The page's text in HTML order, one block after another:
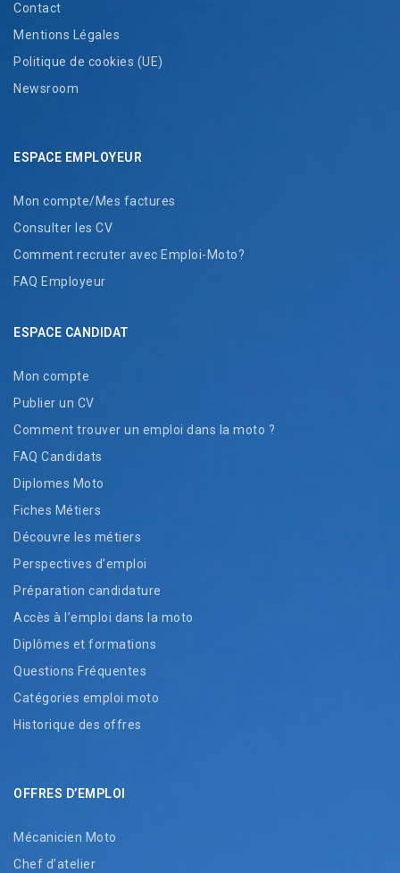
Contact
Mentions Légales
Politique de cookies (UE)
Newsroom
ESPACE EMPLOYEUR
Mon compte/Mes factures
Consulter les CV
Comment recruter avec Emploi-Moto?
FAQ Employeur
ESPACE CANDIDAT
Mon compte
Publier un CV
Comment trouver un emploi dans la moto ?
FAQ Candidats
Diplomes Moto
Fiches Métiers
Découvre les métiers
Perspectives d’emploi
Préparation candidature
Accès à l’emploi dans la moto
Diplômes et formations
Questions Fréquentes
Catégories emploi moto
Historique des offres
OFFRES D’EMPLOI
Mécanicien Moto
Chef d’atelier